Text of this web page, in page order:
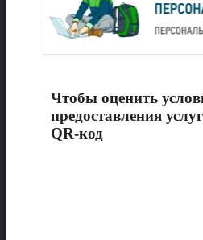
Чтобы оценить
предоставления
QR-код